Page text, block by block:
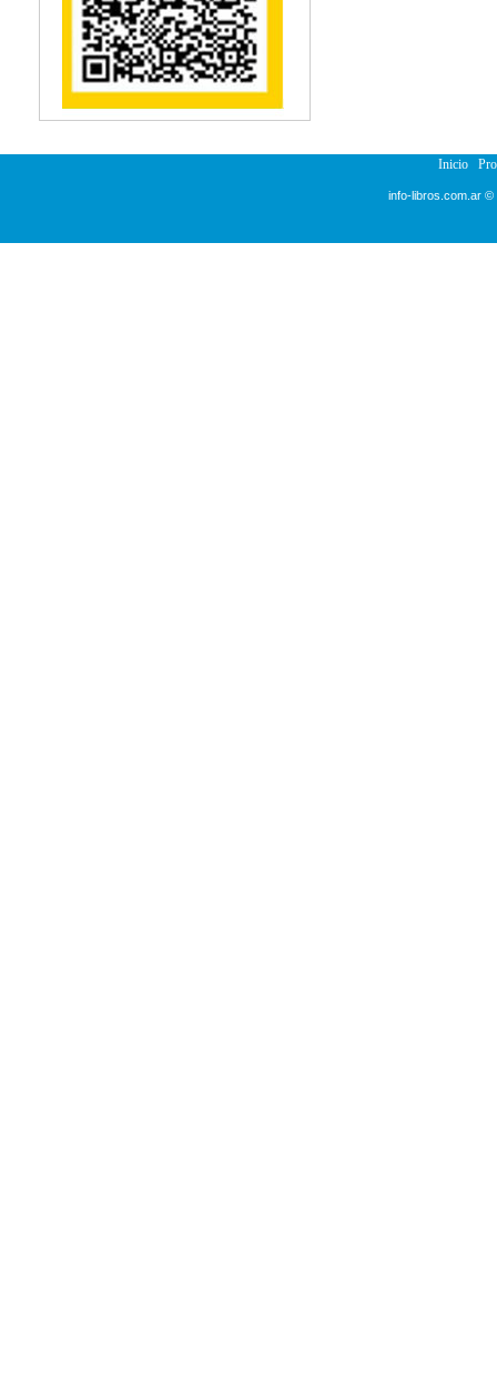
Reumatología
Salud Pública
Semiología
Terapia Ocupacional
Urología
Inicio
info-libros.com.ar